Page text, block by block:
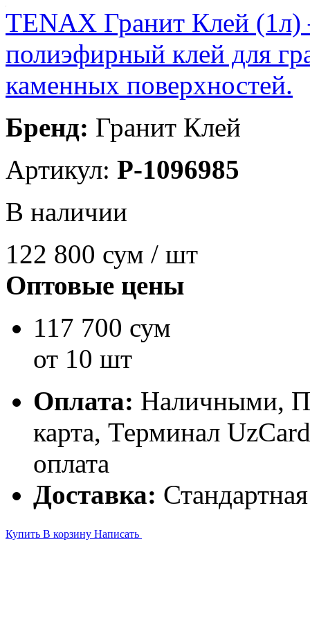
TENAX Гранит Клей (1л)
полиэфирный клей для
каменных поверхностей.
Бренд: Гранит Клей
Артикул: P-1096985
В наличии
122 800 сум / шт
Оптовые цены
117 700 сум
от 10 шт
Оплата: Наличными,
карта, Терминал
оплата
Доставка:
Купить В корзину Написать